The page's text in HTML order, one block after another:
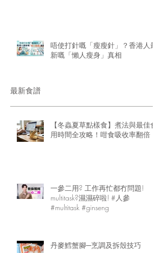
唔使打針嘅「瘦瘦針」？香港人最
新嘅「懶人瘦身」真相
最新食譜
【冬蟲夏草點樣食】煮法與最佳食
用時間全攻略！咁食吸收率翻倍
一參二用? 工作再忙都冇問題!
multitask?濕濕碎啦! #人參
#multitask #ginseng
丹麥鱈蟹腳─烹調及拆殼技巧